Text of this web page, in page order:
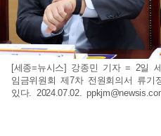
[세종=뉴시스] 강종민 기자 = 2일
임금위원회 제7차 전원회의서 류
있다. 2024.07.02.